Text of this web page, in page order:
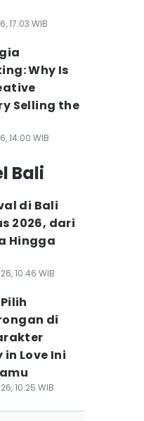
17:03 WIB
Why Is
Selling the
14:00 WIB
Bali
di Bali
2026, dari
Hingga
10:46 WIB
di
in Love Ini
10:25 WIB